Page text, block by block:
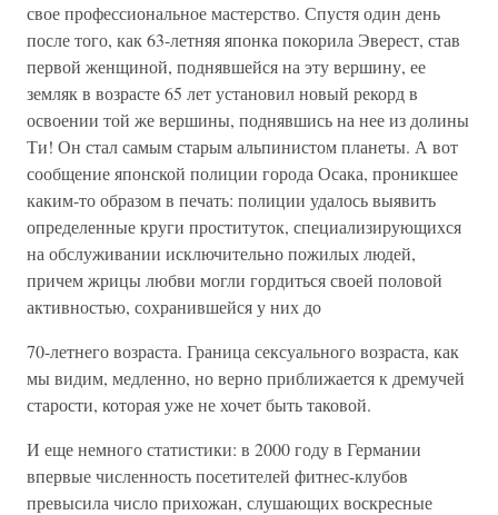
свое профессиональное мастерство. Спустя один день
после того, как 63-летняя японка покорила Эверест, став
первой женщиной, поднявшейся на эту вершину, ее
земляк в возрасте 65 лет установил новый рекорд в
освоении той же вершины, поднявшись на нее из долины
Ти! Он стал самым старым альпинистом планеты. А вот
сообщение японской полиции города Осака, проникшее
каким-то образом в печать: полиции удалось выявить
определенные круги проституток, специализирующихся
на обслуживании исключительно пожилых людей,
причем жрицы любви могли гордиться своей половой
активностью, сохранившейся у них до
70-летнего возраста. Граница сексуального возраста, как
мы видим, медленно, но верно приближается к дремучей
старости, которая уже не хочет быть таковой.
И еще немного статистики: в 2000 году в Германии
впервые численность посетителей фитнес-клубов
превысила число прихожан, слушающих воскресные